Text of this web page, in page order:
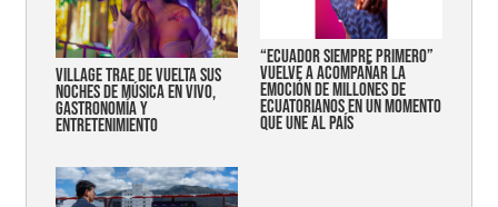
Village trae de vuelta sus
noches de música en vivo,
gastronomía y
entretenimiento
“Ecuador siempre primero”
vuelve a acompañar la
emoción de millones de
ecuatorianos en un momento
que une al país